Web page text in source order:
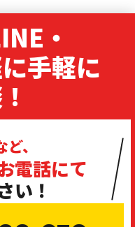
・
手軽に
ど、
電話にて
い！